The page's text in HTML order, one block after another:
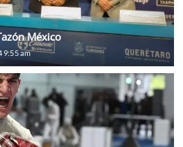
México
9:55 am